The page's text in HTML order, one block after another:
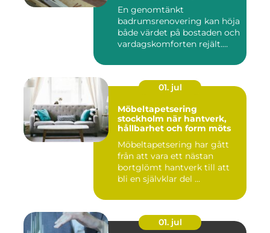
En genomtänkt
badrumsrenovering kan höja
både värdet på bostaden och
vardagskomforten rejält.
01. jul
Möbeltapetsering
stockholm när hantverk,
hållbarhet och form möts
Möbeltapetsering har gått
från att vara ett nästan
bortglömt hantverk till att
bli en självklar del ...
01. jul